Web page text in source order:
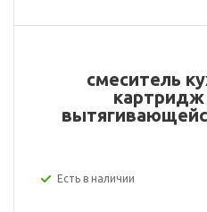
смеситель
Есть в наличии